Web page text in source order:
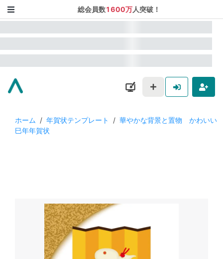
総会員数1600万人突破！
ホーム / 年賀状テンプレート / 華やかな背景と置物 かわいい
巳年年賀状